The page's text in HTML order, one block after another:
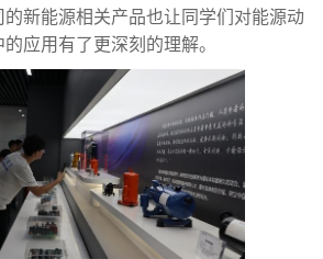
新能源相关产品也让同学们对能源动
应用有了更深刻的理解。